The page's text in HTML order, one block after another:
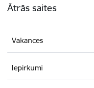
Ātrās saites
Vakances
Iepirkumi